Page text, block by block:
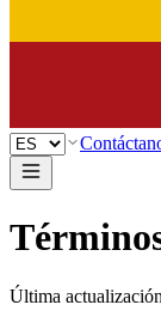
Última